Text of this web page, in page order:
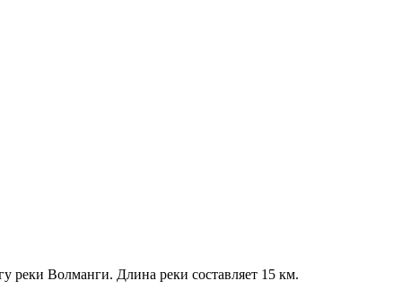
реки Волманги. Длина реки составляет 15 км.